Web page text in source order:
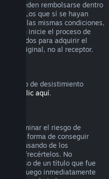
pueden rembolsarse dentro
horas. Los que sí se hayan
en las mismas condiciones,
quien inicie el proceso de
utilizados para adquirir el
original, no al receptor.
derecho de desistimiento
haz clic aquí.
eliminar el riesgo de
una forma de conseguir
abusando de los
de ofrecértelos. No
de un título que fue
si luego inmediatamente